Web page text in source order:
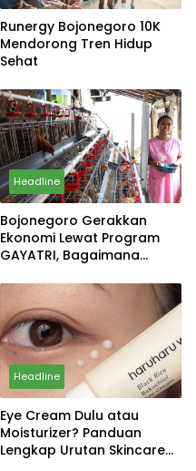
Runergy Bojonegoro 10K
Mendorong Tren Hidup
Sehat
Headline
Bojonegoro Gerakkan
Ekonomi Lewat Program
GAYATRI, Bagaimana
Headline
Eye Cream Dulu atau
Moisturizer? Panduan
Lengkap Urutan Skincare